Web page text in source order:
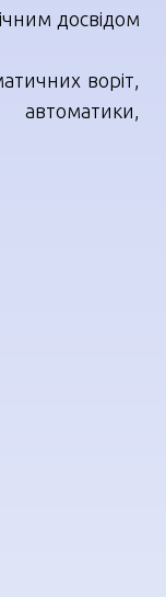
досвідом
воріт,